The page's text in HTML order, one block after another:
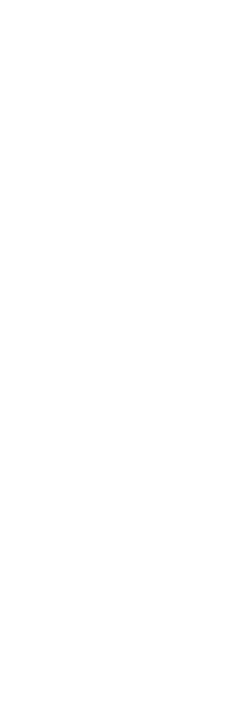
en breiwerken naar
dan onze
finishing touch
labels voeg je niet
toe aan je
tintje dat jouw
onderscheidt van
en breisters onder
vegan leren
zijn.
materiaal,
alternatief
concessies te doen